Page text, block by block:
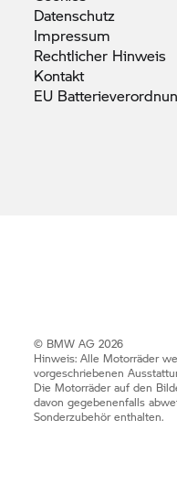
Datenschutz
Impressum
Rechtlicher Hinweis
Kontakt
EU
© BMW AG 2026
Hinweis: Alle Motorräder
vorgeschriebenen
Die Motorräder auf den
davon gegebenenfalls
Sonderzubehör enthalten.